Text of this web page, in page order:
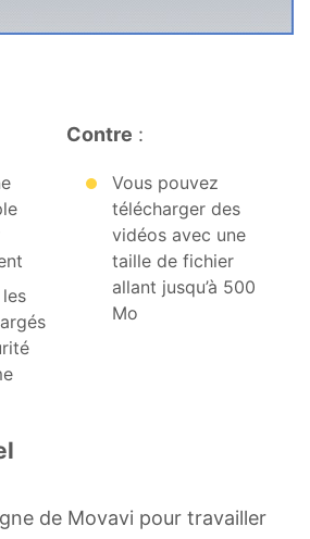
Contre :
Vous pouvez
télécharger des
vidéos avec une
taille de fichier
allant jusqu’à 500
Mo
de Movavi pour travailler